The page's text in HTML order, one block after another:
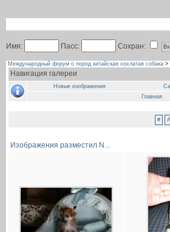
Имя: Пасс: Сохран:
Международный форум о пород китайская хохлатая собака >
Навигация галереи
Новые изображения
Главная
# A
Изображения разместил N...